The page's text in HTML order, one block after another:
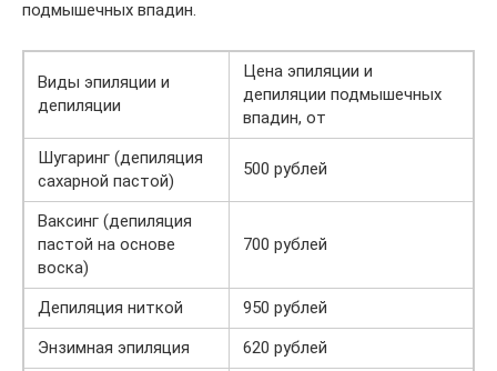
подмышечных впадин.
Виды эпиляции и
депиляции
Цена эпиляции и
депиляции подмышечных
впадин, от
Шугаринг (депиляция
сахарной пастой)
500 рублей
Ваксинг (депиляция
пастой на основе
воска)
700 рублей
Депиляция ниткой
950 рублей
Энзимная эпиляция
620 рублей